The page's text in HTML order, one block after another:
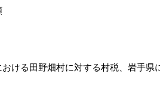
ける田野畑村に対する村税、岩手